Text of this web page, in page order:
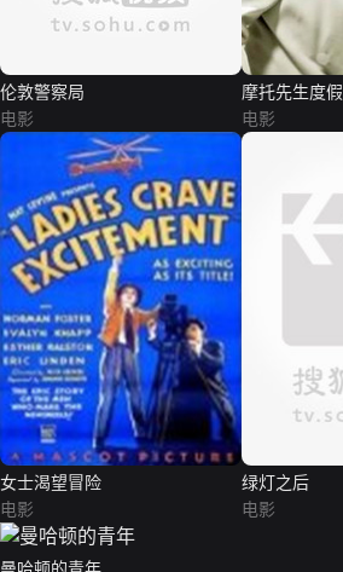
伦敦警察局
电影
摩托先生度假
电影
女士渴望冒险
电影
绿灯之后
电影